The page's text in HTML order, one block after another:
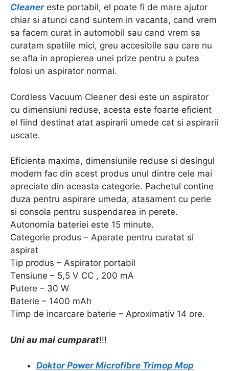
Cleanereste portabil, el poate fi de mare ajutor
chiar si atunci cand suntem in vacanta, cand vrem
sa facem curat in automobil sau cand vrem sa
curatam spatiile mici, greu accesibile sau care nu
se afla in apropierea unei prize pentru a putea
folosi un aspirator normal.
Cordless Vacuum Cleaner desi este un aspirator
cu dimensiuni reduse, acesta este foarte eficient
el fiind destinat atat aspirarii umede cat si aspirarii
uscate.
Eficienta maxima, dimensiunile reduse si desingul
modern fac din acest produs unul dintre cele mai
apreciate din aceasta categorie. Pachetul contine
duza pentru aspirare umeda, atasament cu perie
si consola pentru suspendarea in perete.
Autonomia bateriei este 15 minute.
Categorie produs – Aparate pentru curatat si
aspirat
Tip produs – Aspirator portabil
Tensiune – 5,5 V CC , 200 mA
Putere – 30 W
Baterie – 1400 mAh
Timp de incarcare baterie – Aproximativ 14 ore.
Uni au mai cumparat!!!
Doktor Power Microfibre Trimop Mop